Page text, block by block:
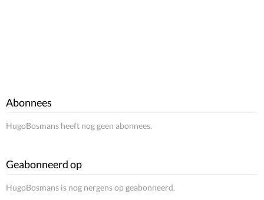
Abonnees
HugoBosmans heeft nog geen abonnees.
Geabonneerd op
HugoBosmans is nog nergens op geabonneerd.